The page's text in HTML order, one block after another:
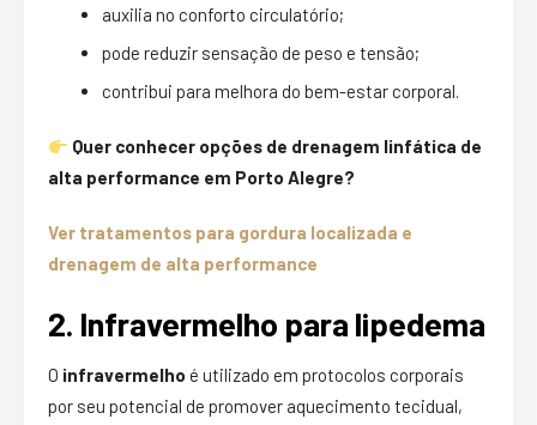
auxilia no conforto circulatório;
pode reduzir sensação de peso e tensão;
contribui para melhora do bem-estar corporal.
Quer conhecer opções de drenagem linfática de
alta performance em Porto Alegre?
Ver tratamentos para gordura localizada e
drenagem de alta performance
2. Infravermelho para lipedema
O infravermelho é utilizado em protocolos corporais
por seu potencial de promover aquecimento tecidual,